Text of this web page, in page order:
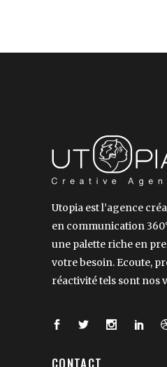
Utopia est l’agence
en communication
une palette riche en
votre besoin. Ecoute,
réactivité tels sont nos
CONTACT